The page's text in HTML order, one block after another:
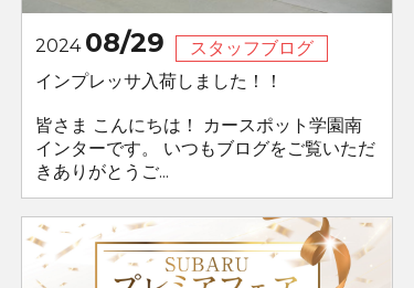
2024 08/29
スタッフブログ
インプレッサ入荷しました！！
皆さま こんにちは！ カースポット学園南
インターです。 いつもブログをご覧いただ
きありがとうご...